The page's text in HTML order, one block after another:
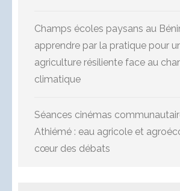
Champs écoles paysans au
apprendre par la pratique pour
agriculture résiliente face au
climatique
Séances cinémas
Athiémé : eau agricole et
cœur des débats